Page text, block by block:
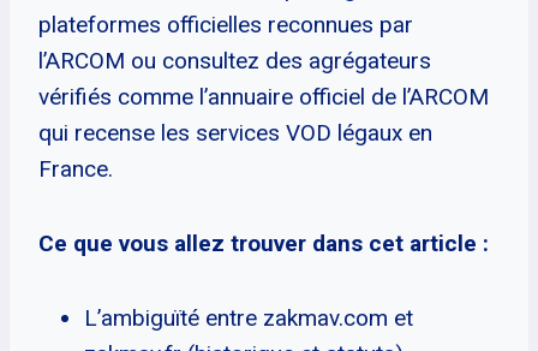
plateformes officielles reconnues par
l’ARCOM ou consultez des agrégateurs
vérifiés comme l’annuaire officiel de l’ARCOM
qui recense les services VOD légaux en
France.
Ce que vous allez trouver dans cet article :
L’ambiguïté entre zakmav.com et